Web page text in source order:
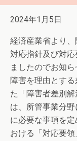
2024年1月5日
経済産業省より
対応指針及び対
ましたのでお知ら
障害を理由とす
た「障害者差別
は、所管事業分
に必要な事項を
おける「対応要